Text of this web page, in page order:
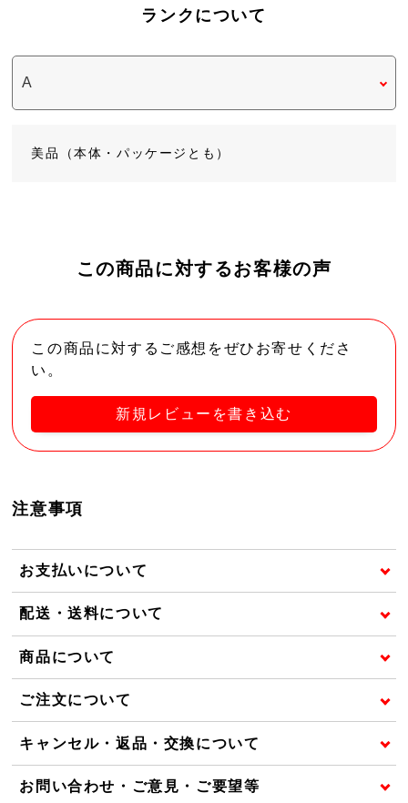
ランクについて
美品（本体・パッケージとも）
この商品に対するお客様の声
この商品に対するご感想をぜひお寄せくださ
い。
新規レビューを書き込む
注意事項
お支払いについて
配送・送料について
商品について
ご注文について
キャンセル・返品・交換について
お問い合わせ・ご意見・ご要望等